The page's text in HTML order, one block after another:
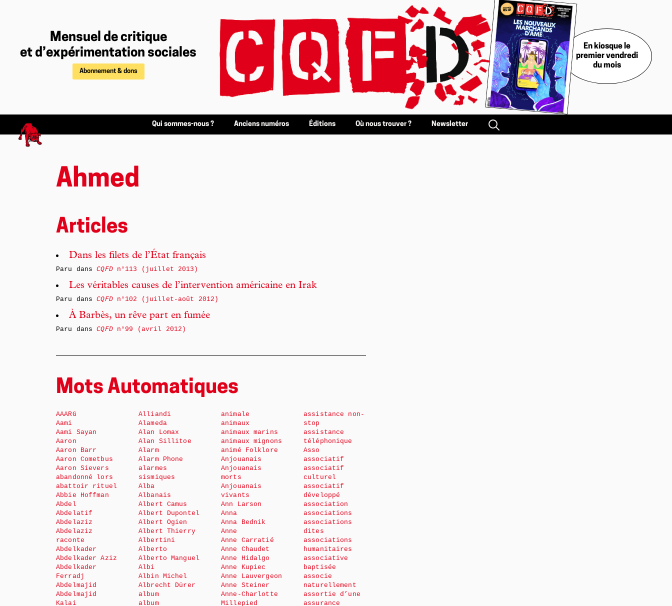
Mensuel de critique
et d’expérimentation sociales
Abonnement & dons
En kiosque le
premier vendredi
du mois
Qui sommes-nous ? Anciens numéros Éditions Où nous trouver ? Newsletter
Ahmed
Articles
Dans les filets de l’État français
Paru dansCQFDn°113 (juillet 2013)
Les véritables causes de l’intervention américaine en Irak
Paru dansCQFDn°102 (juillet-août 2012)
À Barbès, un rêve part en fumée
Paru dansCQFDn°99 (avril 2012)
Mots Automatiques
AAARG
Aami
Aami Sayan
Aaron
Aaron Barr
Aaron Cometbus
Aaron Sievers
abandonné lors
abattoir rituel
Abbie Hoffman
Abdel
Abdelatif
Abdelaziz
Abdelaziz
raconte
Abdelkader
Abdelkader Aziz
Abdelkader
Ferradj
Abdelmajid
Abdelmajid
Kalai
Alliandi
Alameda
Alan Lomax
Alan Sillitoe
Alarm
Alarm Phone
alarmes
sismiques
Alba
Albanais
Albert Camus
Albert Dupontel
Albert Ogien
Albert Thierry
Albertini
Alberto
Alberto Manguel
Albi
Albin Michel
Albrecht Dürer
album
album
animale
animaux
animaux marins
animaux mignons
animé Folklore
Anjouanais
Anjouanais
morts
Anjouanais
vivants
Ann Larson
Anna
Anna Bednik
Anne
Anne Carratié
Anne Chaudet
Anne Hidalgo
Anne Kupiec
Anne Lauvergeon
Anne Steiner
Anne-Charlotte
Millepied
assistance non-
stop
assistance
téléphonique
Asso
associatif
associatif
culturel
associatif
développé
association
associations
associations
dites
associations
humanitaires
associative
baptisée
associe
naturellement
assortie d’une
assurance